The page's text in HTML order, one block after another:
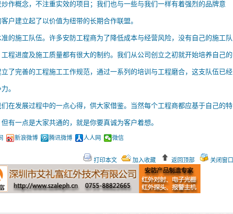
作概念，不注重实效的项目；我们也与一些与我们一样有着强烈的品牌意
户建立起了以价值为纽带的长期合作联盟。
的施工队伍。许多安防工程商为了降低成本与经营风险，没有自己的施工队
程进度及施工质量都有很大的制约。我们从公司创立之初就开始培养自己的
了完善的工程施工工作规范，通过一系列的培训与工程磨合，这支队伍已经
。
在发展过程中的一点心得，供大家借鉴。当然每个工程商都应基于自己的特
有一点是大家共通的，就是你要真诚为客户着想。
新浪微博 腾讯微博 人人网 微信
打印本文 加入收藏 返回顶部 关闭窗口